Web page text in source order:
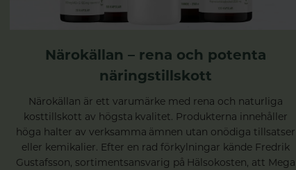
Närokällan – rena och potenta
näringstillskott
Närokällan är ett varumärke med rena och naturliga
kosttillskott av högsta kvalitet. Produkterna innehåller
höga halter av verksamma ämnen utan onödiga tillsatser
eller kemikalier. Efter en rad förkylningar kände Fredrik
Gustafsson, sortimentsansvarig på Hälsokosten, att Mega